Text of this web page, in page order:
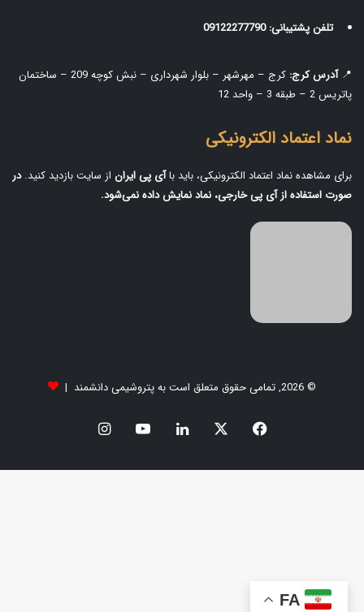
تلفن پشتیبانی: 09122277790
📍آدرس کرج:
کرج – مهرشهر – بلوار شهرداری – نبش کوچه 209 – ساختمان
پاتریس 2 – طبقه 3 – واحد 12
نماد اعتماد الکترونیکی
برای مشاهده نماد اعتماد الکترونیکی، باید باآی‌ پی ایران از سایت بازدید کنید.در
صورت استفاده از آی‌ پی خارجی، نماد نمایش داده نمی‌شود.
© 2026, تمامی حقوق متعلق است به پتروشیمی دانشمند |
FA